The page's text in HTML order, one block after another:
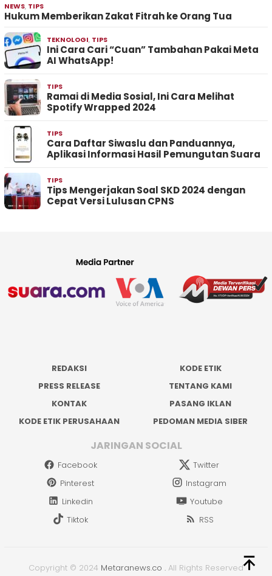
NEWS, TIPS
Hukum Memberikan Zakat Fitrah ke Orang Tua
TEKNOLOGI, TIPS
Ini Cara Cari “Cuan” Tambahan Pakai Meta
AI WhatsApp!
TIPS
Ramai di Media Sosial, Ini Cara Melihat
Spotify Wrapped 2024
TIPS
Cara Daftar Siwaslu dan Panduannya,
Aplikasi Informasi Hasil Pemungutan Suara
TIPS
Tips Mengerjakan Soal SKD 2024 dengan
Cepat Versi Lulusan CPNS
REDAKSI
KODE ETIK
PRESS RELEASE
TENTANG KAMI
KONTAK
PASANG IKLAN
KODE ETIK PERUSAHAAN
PEDOMAN MEDIA SIBER
JARINGAN SOCIAL
Facebook
Twitter
Pinterest
Instagram
Linkedin
Youtube
Tiktok
RSS
Copyright © 2024 Metaranews.co . All Rights Reserved